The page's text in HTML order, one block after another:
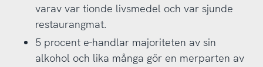
varav var tionde livsmedel och var sjunde
restaurangmat.
5 procent e-handlar majoriteten av sin
alkohol och lika många gör en merparten av